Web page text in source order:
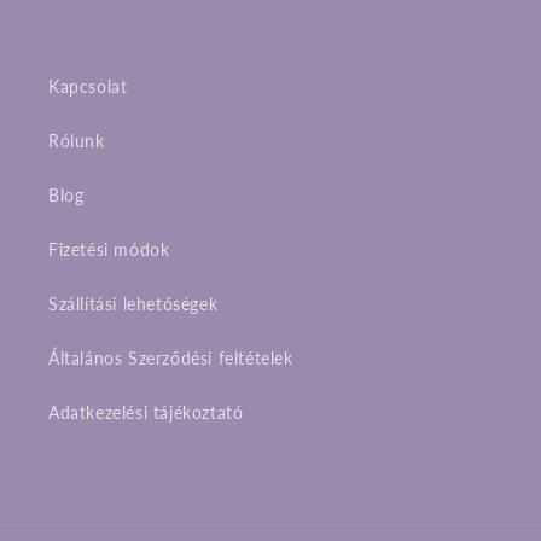
Kapcsolat
Rólunk
Blog
Fizetési módok
Szállítási lehetőségek
Általános Szerződési feltételek
Adatkezelési tájékoztató